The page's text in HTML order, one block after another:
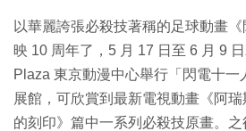
以華麗誇張必殺技著稱的足球動畫
映 10 周年了，5 月 17 日至 6 月 9
Plaza 東京動漫中心舉行「閃電十一
展館，可欣賞到最新電視動畫《阿
的刻印》篇中一系列必殺技原畫。